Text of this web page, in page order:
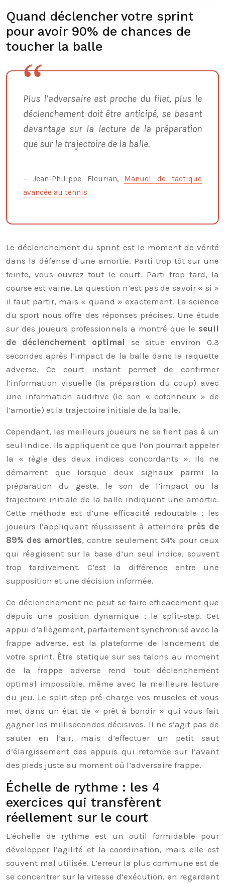
Quand déclencher votre sprint
pour avoir 90% de chances de
toucher la balle
Plus l’adversaire est proche du filet, plus le
déclenchement doit être anticipé, se basant
davantage sur la lecture de la préparation
que sur la trajectoire de la balle.
– Jean-Philippe Fleurian, Manuel de tactique
avancée au tennis
Le déclenchement du sprint est le moment de vérité
dans la défense d’une amortie. Parti trop tôt sur une
feinte, vous ouvrez tout le court. Parti trop tard, la
course est vaine. La question n’est pas de savoir « si »
il faut partir, mais « quand » exactement. La science
du sport nous offre des réponses précises. Une étude
sur des joueurs professionnels a montré que le seuil
de déclenchement optimal se situe environ 0.3
secondes après l’impact de la balle dans la raquette
adverse. Ce court instant permet de confirmer
l’information visuelle (la préparation du coup) avec
une information auditive (le son « cotonneux » de
l’amortie) et la trajectoire initiale de la balle.
Cependant, les meilleurs joueurs ne se fient pas à un
seul indice. Ils appliquent ce que l’on pourrait appeler
la « règle des deux indices concordants ». Ils ne
démarrent que lorsque deux signaux parmi la
préparation du geste, le son de l’impact ou la
trajectoire initiale de la balle indiquent une amortie.
Cette méthode est d’une efficacité redoutable : les
joueurs l’appliquant réussissent à atteindre près de
89% des amorties, contre seulement 54% pour ceux
qui réagissent sur la base d’un seul indice, souvent
trop tardivement. C’est la différence entre une
supposition et une décision informée.
Ce déclenchement ne peut se faire efficacement que
depuis une position dynamique : le split-step. Cet
appui d’allègement, parfaitement synchronisé avec la
frappe adverse, est la plateforme de lancement de
votre sprint. Être statique sur ses talons au moment
de la frappe adverse rend tout déclenchement
optimal impossible, même avec la meilleure lecture
du jeu. Le split-step pré-charge vos muscles et vous
met dans un état de « prêt à bondir » qui vous fait
gagner les millisecondes décisives. Il ne s’agit pas de
sauter en l’air, mais d’effectuer un petit saut
d’élargissement des appuis qui retombe sur l’avant
des pieds juste au moment où l’adversaire frappe.
Échelle de rythme : les 4
exercices qui transfèrent
réellement sur le court
L’échelle de rythme est un outil formidable pour
développer l’agilité et la coordination, mais elle est
souvent mal utilisée. L’erreur la plus commune est de
se concentrer sur la vitesse d’exécution, en regardant